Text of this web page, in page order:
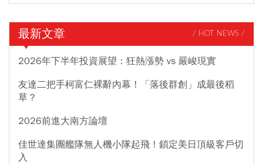
最新文章 / HOT NEWS /
2026年下半年投資展望：狂熱漲勢 vs 嚴峻現實
友達二把手柯富仁裸辭內幕！「落後群創」成最後稻
草？
2026前進大南方論壇
佳世達集團艦隊無人機小隊起飛！鎖定美日頂級客戶切
入